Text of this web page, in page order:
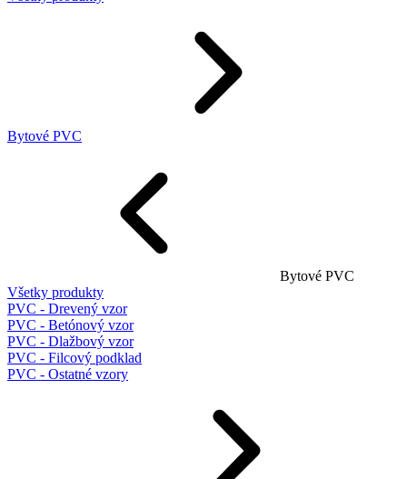
Bytové PVC
Bytové PVC
Všetky produkty
PVC - Drevený vzor
PVC - Betónový vzor
PVC - Dlažbový vzor
PVC - Filcový podklad
PVC - Ostatné vzory